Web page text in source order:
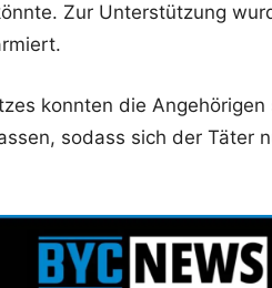
Zur Unterstützung
konnten die
sodass sich der Täter